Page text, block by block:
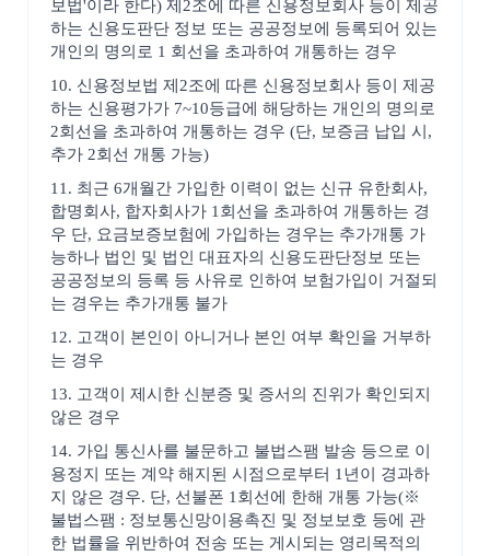
보법'이라 한다) 제2조에 따른 신용정보회사 등이 제공
하는 신용도판단 정보 또는 공공정보에 등록되어 있는
개인의 명의로 1 회선을 초과하여 개통하는 경우
10. 신용정보법 제2조에 따른 신용정보회사 등이 제공
하는 신용평가가 7~10등급에 해당하는 개인의 명의로
2회선을 초과하여 개통하는 경우 (단, 보증금 납입 시,
추가 2회선 개통 가능)
11. 최근 6개월간 가입한 이력이 없는 신규 유한회사,
합명회사, 합자회사가 1회선을 초과하여 개통하는 경
우 단, 요금보증보험에 가입하는 경우는 추가개통 가
능하나 법인 및 법인 대표자의 신용도판단정보 또는
공공정보의 등록 등 사유로 인하여 보험가입이 거절되
는 경우는 추가개통 불가
12. 고객이 본인이 아니거나 본인 여부 확인을 거부하
는 경우
13. 고객이 제시한 신분증 및 증서의 진위가 확인되지
않은 경우
14. 가입 통신사를 불문하고 불법스팸 발송 등으로 이
용정지 또는 계약 해지된 시점으로부터 1년이 경과하
지 않은 경우. 단, 선불폰 1회선에 한해 개통 가능(※
불법스팸 : 정보통신망이용촉진 및 정보보호 등에 관
한 법률을 위반하여 전송 또는 게시되는 영리목적의